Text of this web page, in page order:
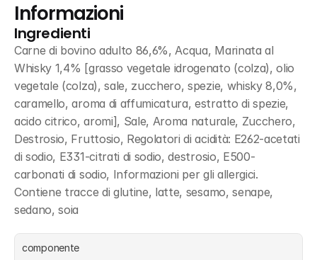
Informazioni
Ingredienti
Carne di bovino adulto 86,6%, Acqua, Marinata al
Whisky 1,4% [grasso vegetale idrogenato (colza), olio
vegetale (colza), sale, zucchero, spezie, whisky 8,0%,
caramello, aroma di affumicatura, estratto di spezie,
acido citrico, aromi], Sale, Aroma naturale, Zucchero,
Destrosio, Fruttosio, Regolatori di acidità: E262-acetati
di sodio, E331-citrati di sodio, destrosio, E500-
carbonati di sodio, Informazioni per gli allergici.
Contiene tracce di glutine, latte, sesamo, senape,
sedano, soia
componente